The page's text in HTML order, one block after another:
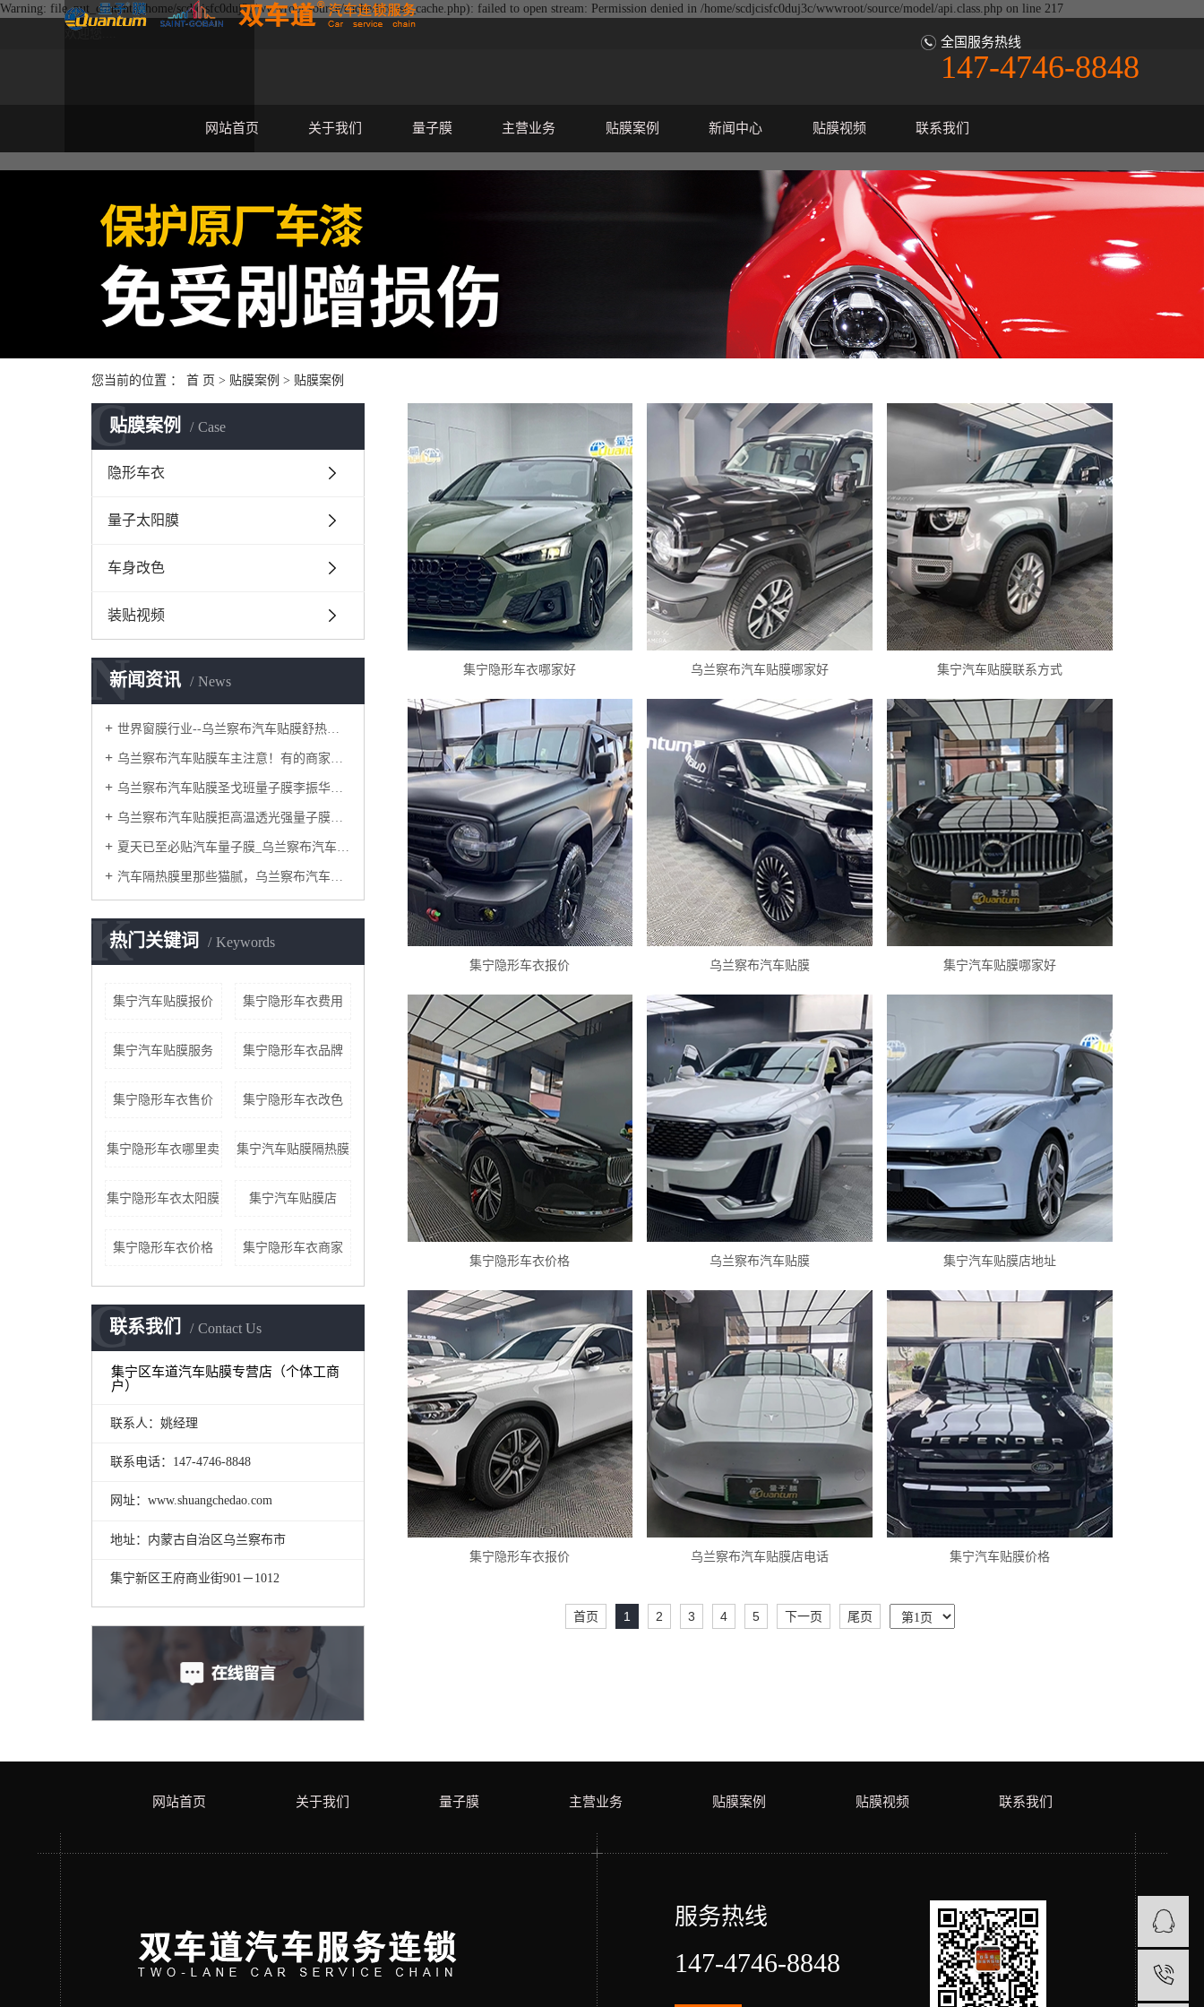
Warning: file_put_contents(/home/scdjcisfc0duj3c/wwwroot/source/cache/license_cache.php): failed to open stream: Permission denied in /home/scdjcisfc0duj3c/wwwroot/source/model/api.class.php on line 217
欢迎您....
全国服务热线
147-4746-8848
网站首页 关于我们 量子膜 主营业务 贴膜案例 新闻中心 贴膜视频 联系我们
您当前的位置 ： 首 页 > 贴膜案例 > 贴膜案例
贴膜案例 Case
C
隐形车衣
量子太阳膜
车身改色
装贴视频
新闻资讯 News
N
世界窗膜行业--乌兰察布汽车贴膜舒热佳/量子膜~
乌兰察布汽车贴膜车主注意！有的商家贴完汽车膜会有起泡情况？为您分析此类情况~
乌兰察布汽车贴膜圣戈班量子膜李振华：以服务赋能，做漆面保护膜创新者：
乌兰察布汽车贴膜拒高温透光强量子膜钻石25/55评测，夏季开车最怕什么？总结来说就是高温！
夏天已至必贴汽车量子膜_乌兰察布汽车贴膜隔热防晒清凉一夏:
汽车隔热膜里那些猫腻，乌兰察布汽车贴膜量子膜给你一次说明白！
热门关键词 Keywords
K
集宁汽车贴膜报价 集宁隐形车衣费用
集宁汽车贴膜服务 集宁隐形车衣品牌
集宁隐形车衣售价 集宁隐形车衣改色
集宁隐形车衣哪里卖 集宁汽车贴膜隔热膜
集宁隐形车衣太阳膜 集宁汽车贴膜店
集宁隐形车衣价格 集宁隐形车衣商家
联系我们 Contact Us
C
集宁区车道汽车贴膜专营店（个体工商
户）
联系人：姚经理
联系电话：147-4746-8848
网址：www.shuangchedao.com
地址：内蒙古自治区乌兰察布市
集宁新区王府商业街901－1012
集宁隐形车衣哪家好 乌兰察布汽车贴膜哪家好 集宁汽车贴膜联系方式
集宁隐形车衣报价 乌兰察布汽车贴膜 集宁汽车贴膜哪家好
集宁隐形车衣价格 乌兰察布汽车贴膜 集宁汽车贴膜店地址
集宁隐形车衣报价 乌兰察布汽车贴膜店电话 集宁汽车贴膜价格
首页 1 2 3 4 5 下一页 尾页
网站首页 关于我们 量子膜 主营业务 贴膜案例 贴膜视频 联系我们
服务热线
147-4746-8848